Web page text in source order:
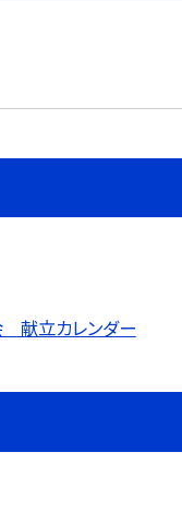
献立カレンダー